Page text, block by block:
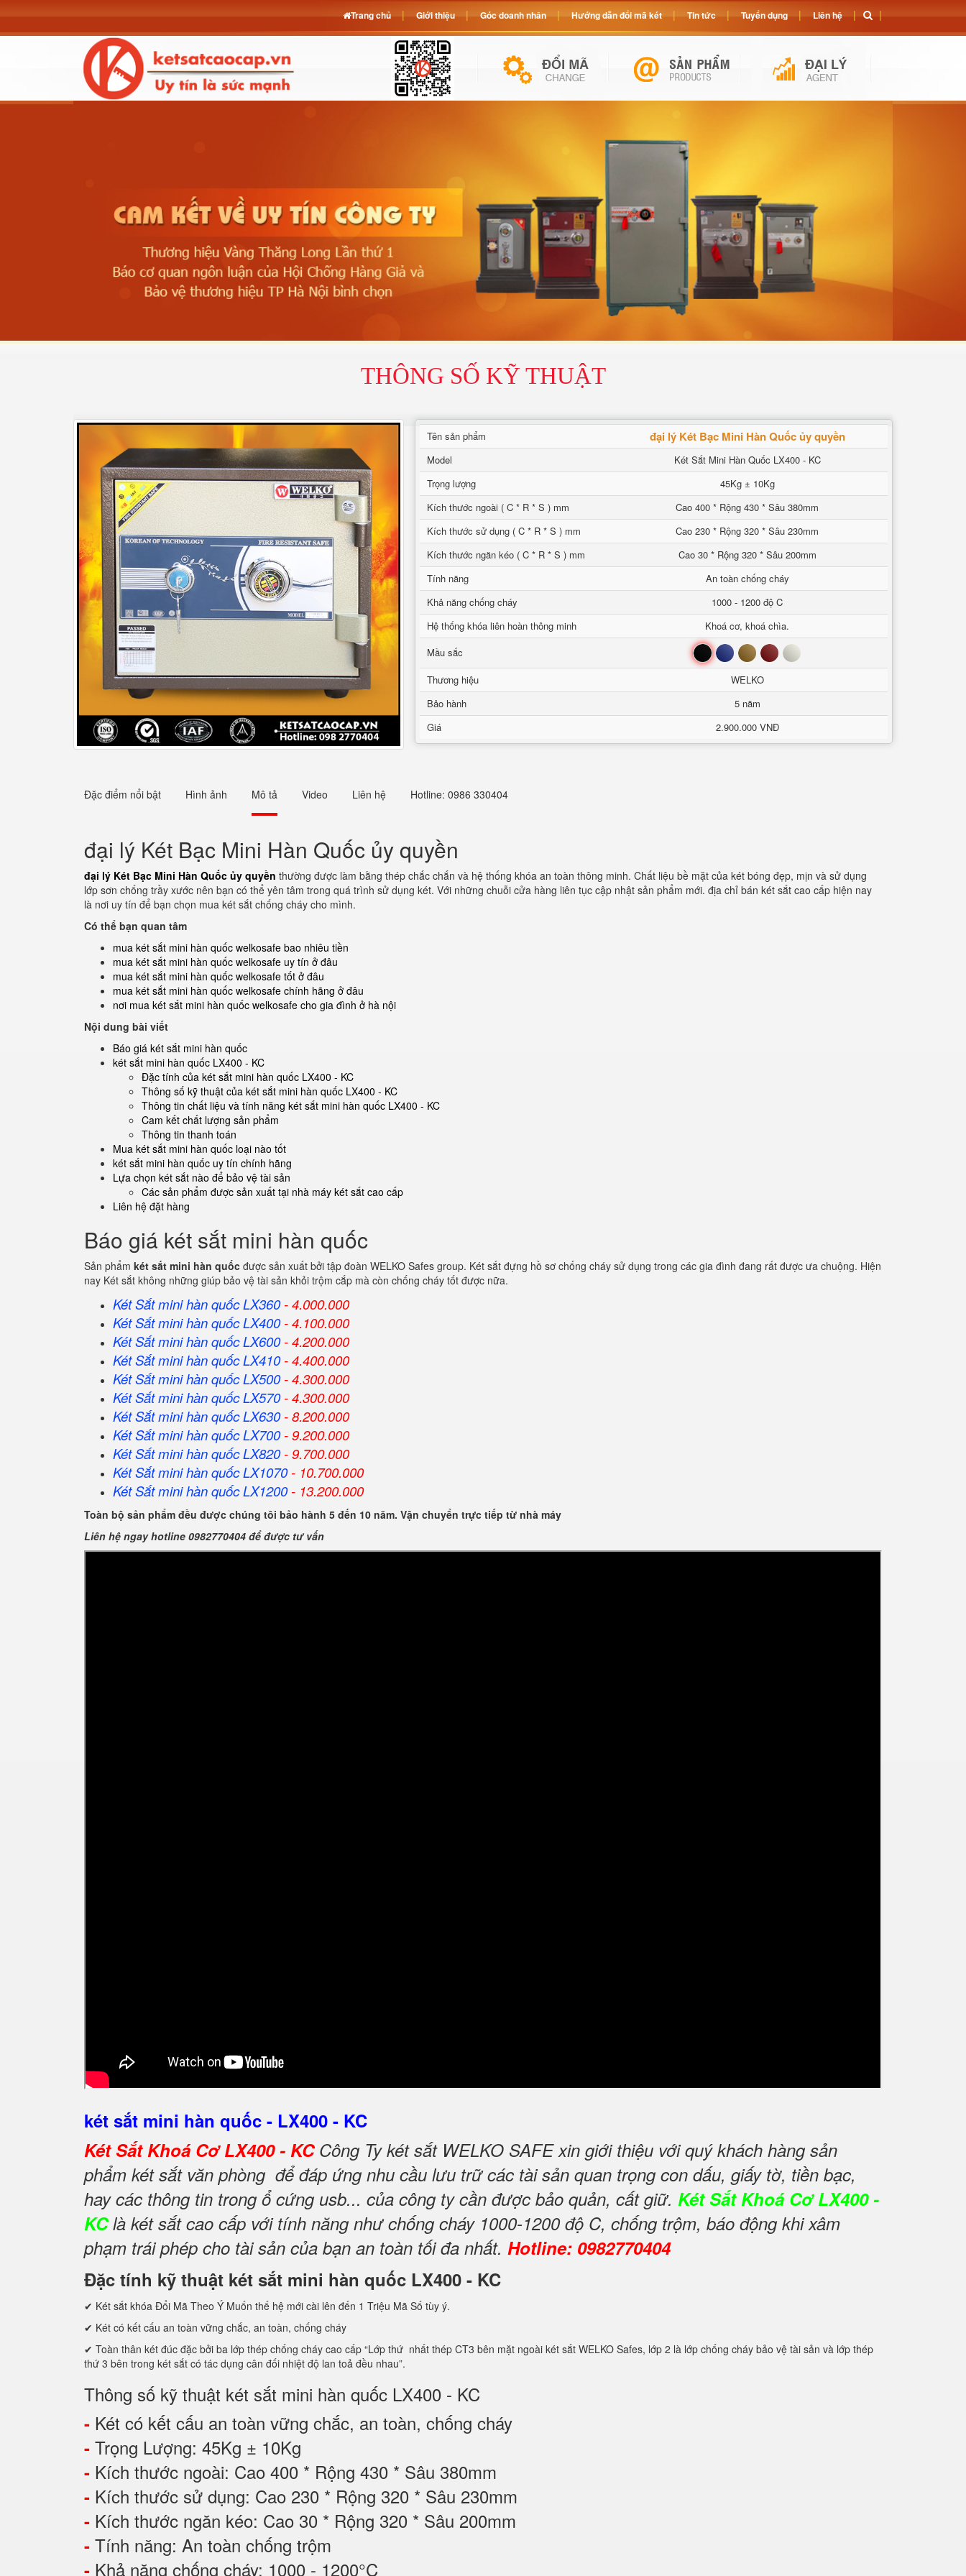
THÔNG SỐ KỸ THUẬT
Tên sản phẩm đại lý Két Bạc Mini Hàn Quốc ủy quyền
Model
Két Sắt Mini Hàn Quốc LX400 - KC
Trọng lượng
45Kg ± 10Kg
Kích thước ngoài ( C * R * S ) mm
Cao 400 * Rộng 430 * Sâu 380mm
Kích thước sử dụng ( C * R * S ) mm
Cao 230 * Rộng 320 * Sâu 230mm
Kích thước ngăn kéo ( C * R * S ) mm
Cao 30 * Rộng 320 * Sâu 200mm
Tính năng
An toàn chống cháy
Khả năng chống cháy
1000 - 1200 độ C
Hệ thống khóa liên hoàn thông minh
Khoá cơ, khoá chìa.
Mầu sắc
Đen Xanh Nâu Đỏ Trắng
Thương hiệu
WELKO
Bảo hành
5 năm
Giá
2.900.000 VNĐ
Đặc điểm nổi bật Hình ảnh Mô tả Video Liên hệ Hotline: 0986 330404
đại lý Két Bạc Mini Hàn Quốc ủy quyền
đại lý Két Bạc Mini Hàn Quốc ủy quyền thường được làm bằng thép chắc chắn và hệ thống khóa an toàn thông minh. Chất liệu bề mặt của két bóng đẹp, mịn và sử dụng
lớp sơn chống trầy xước nên bạn có thể yên tâm trong quá trình sử dụng két. Với những chuỗi cửa hàng liên tục cập nhật sản phẩm mới. địa chỉ bán két sắt cao cấp hiện nay
là nơi uy tín để bạn chọn mua két sắt chống cháy cho mình.
Có thể bạn quan tâm
mua két sắt mini hàn quốc welkosafe bao nhiêu tiền
mua két sắt mini hàn quốc welkosafe uy tín ở đâu
mua két sắt mini hàn quốc welkosafe tốt ở đâu
mua két sắt mini hàn quốc welkosafe chính hãng ở đâu
nơi mua két sắt mini hàn quốc welkosafe cho gia đình ở hà nội
Nội dung bài viết
Báo giá két sắt mini hàn quốc
két sắt mini hàn quốc LX400 - KC
Đặc tính của két sắt mini hàn quốc LX400 - KC
Thông số kỹ thuật của két sắt mini hàn quốc LX400 - KC
Thông tin chất liệu và tính năng két sắt mini hàn quốc LX400 - KC
Cam kết chất lượng sản phẩm
Thông tin thanh toán
Mua két sắt mini hàn quốc loại nào tốt
két sắt mini hàn quốc uy tín chính hãng
Lựa chọn két sắt nào để bảo vệ tài sản
Các sản phẩm được sản xuất tại nhà máy két sắt cao cấp
Liên hệ đặt hàng
Báo giá két sắt mini hàn quốc
Sản phẩm két sắt mini hàn quốc được sản xuất bởi tập đoàn WELKO Safes group. Két sắt đựng hồ sơ chống cháy sử dụng trong các gia đình đang rất được ưa chuộng. Hiện
nay Két sắt không những giúp bảo vệ tài sản khỏi trộm cắp mà còn chống cháy tốt được nữa.
Két Sắt mini hàn quốc LX360- 4.000.000
Két Sắtmini hàn quốcLX400- 4.100.000
Két Sắtmini hàn quốcLX600- 4.200.000
Két Sắtmini hàn quốcLX410- 4.400.000
Két Sắtmini hàn quốcLX500- 4.300.000
Két Sắtmini hàn quốcLX570- 4.300.000
Két Sắtmini hàn quốcLX630- 8.200.000
Két Sắtmini hàn quốcLX700- 9.200.000
Két Sắtmini hàn quốcLX820- 9.700.000
Két Sắtmini hàn quốcLX1070- 10.700.000
Két Sắtmini hàn quốcLX1200- 13.200.000
Toàn bộ sản phẩm đều được chúng tôi bảo hành 5 đến 10 năm. Vận chuyển trực tiếp từ nhà máy
Liên hệ ngay hotline 0982770404 để được tư vấn
két sắt mini hàn quốc - LX400 - KC
Két Sắt Khoá Cơ LX400 - KC Công Ty két sắt WELKO SAFE xin giới thiệu với quý khách hàng sản
phẩm két sắt văn phòng để đáp ứng nhu cầu lưu trữ các tài sản quan trọng con dấu, giấy tờ, tiền bạc,
hay các thông tin trong ổ cứng usb... của công ty cần được bảo quản, cất giữ. Két Sắt Khoá Cơ LX400 -
KClà két sắt cao cấp với tính năng như chống cháy 1000-1200 độ C, chống trộm, báo động khi xâm
phạm trái phép cho tài sản của bạn an toàn tối đa nhất. Hotline: 0982770404
Đặc tính kỹ thuật két sắt mini hàn quốc LX400 - KC
✔ Két sắt khóa Đổi Mã Theo Ý Muốn thế hệ mới cài lên đến 1 Triệu Mã Số tùy ý.
✔ Két có kết cấu an toàn vững chắc, an toàn, chống cháy
✔ Toàn thân két đúc đặc bởi ba lớp thép chống cháy cao cấp “Lớp thứ nhất thép CT3 bên mặt ngoài két sắt WELKO Safes, lớp 2 là lớp chống cháy bảo vệ tài sản và lớp thép
thứ 3 bên trong két sắt có tác dụng cân đối nhiệt độ lan toả đều nhau”.
Thông số kỹ thuật két sắt mini hàn quốc LX400 - KC
- Két có kết cấu an toàn vững chắc, an toàn, chống cháy
- Trọng Lượng: 45Kg ± 10Kg
- Kích thước ngoài: Cao 400 * Rộng 430 * Sâu 380mm
- Kích thước sử dụng: Cao 230 * Rộng 320 * Sâu 230mm
- Kích thước ngăn kéo: Cao 30 * Rộng 320 * Sâu 200mm
- Tính năng: An toàn chống trộm
- Khả năng chống cháy: 1000 - 1200°C
Trang chủ Giới thiệu Góc doanh nhân Hướng dẫn đổi mã két Tin tức Tuyển dụng Liên hệ